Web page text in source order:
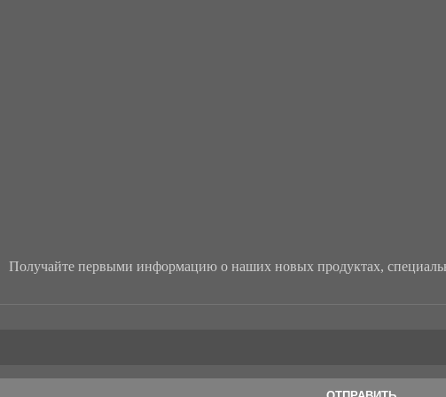
Получайте первыми информацию о наших новых продуктах,